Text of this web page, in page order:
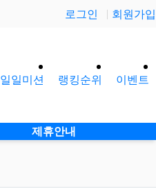
로그인 회원가입
일일미션 랭킹순위 이벤트
제휴안내